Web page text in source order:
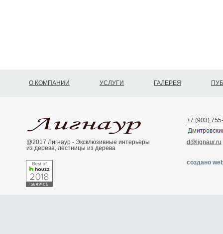
О КОМПАНИИ УСЛУГИ ГАЛЕРЕЯ
@2017 Лигнаур - Эксклюзивные интерьеры
из дерева, лестницы из дерева
+7 (903)
d@lignaur.ru
создано